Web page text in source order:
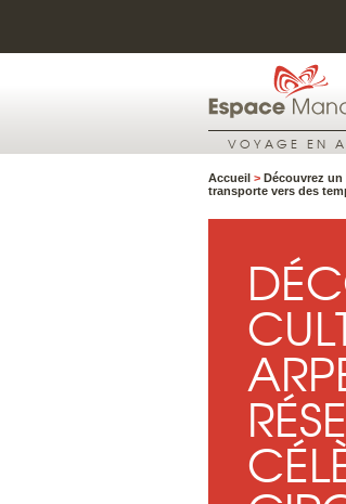
VOYAGE EN
Accueil > Découvrez
transporte vers des